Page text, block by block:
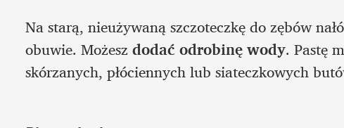
Na starą, nieużywaną szczoteczkę do zębów
obuwie. Możesz dodać odrobinę wody. Pastę
skórzanych, płóciennych lub siateczkowych